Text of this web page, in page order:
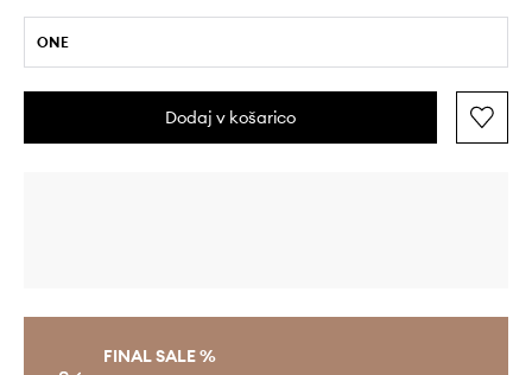
ONE
Dodaj v košarico
FINAL SALE %